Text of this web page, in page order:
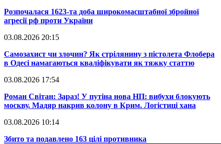
​Розпочалася 1623-та доба широкомасштабної збройної
агресії рф проти України
03.08.2026 20:15
​Самозахист чи злочин? Як стрілянину з пістолета Флобера
в Одесі намагаються кваліфікувати як тяжку статтю
03.08.2026 17:54
​Роман Світан: Зараз! У путіна нова НП: вибухи блокують
москву. Мадяр накрив колону в Крим. Логістиці хана
03.08.2026 10:14
​Збито та подавлено 163 цілі противника